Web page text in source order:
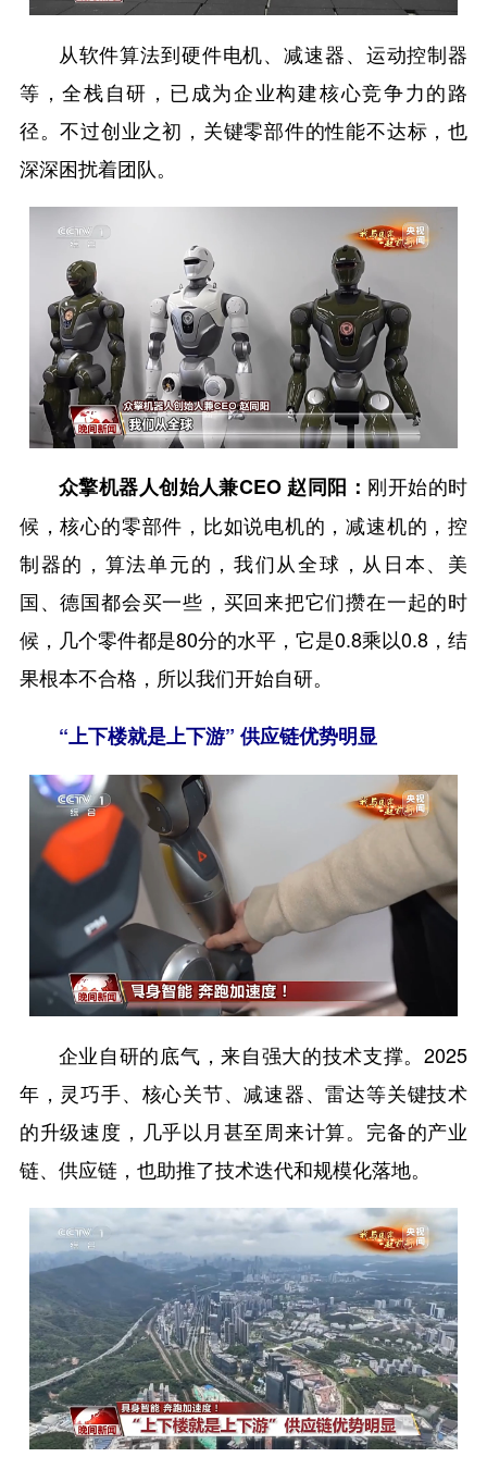
从软件算法到硬件电机、减速器、运动控制器
等，全栈自研，已成为企业构建核心竞争力的路
径。不过创业之初，关键零部件的性能不达标，也
深深困扰着团队。
众擎机器人创始人兼CEO 赵同阳： 刚开始的时
候，核心的零部件，比如说电机的，减速机的，控
制器的，算法单元的，我们从全球，从日本、美
国、德国都会买一些，买回来把它们攒在一起的时
候，几个零件都是80分的水平，它是0.8乘以0.8，结
果根本不合格，所以我们开始自研。
“上下楼就是上下游” 供应链优势明显
企业自研的底气，来自强大的技术支撑。2025
年，灵巧手、核心关节、减速器、雷达等关键技术
的升级速度，几乎以月甚至周来计算。完备的产业
链、供应链，也助推了技术迭代和规模化落地。